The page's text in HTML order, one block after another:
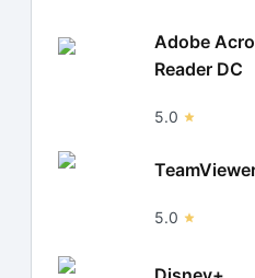
Adobe
Reader DC
5.0
5.0